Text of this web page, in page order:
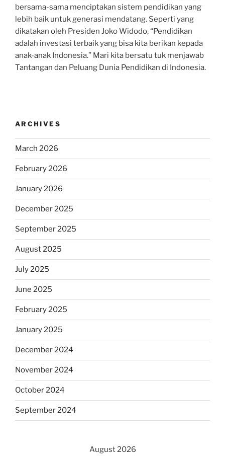
bersama-sama menciptakan sistem pendidikan yang
lebih baik untuk generasi mendatang. Seperti yang
dikatakan oleh Presiden Joko Widodo, “Pendidikan
adalah investasi terbaik yang bisa kita berikan kepada
anak-anak Indonesia.” Mari kita bersatu tuk menjawab
Tantangan dan Peluang Dunia Pendidikan di Indonesia.
ARCHIVES
March 2026
February 2026
January 2026
December 2025
September 2025
August 2025
July 2025
June 2025
February 2025
January 2025
December 2024
November 2024
October 2024
September 2024
August 2026